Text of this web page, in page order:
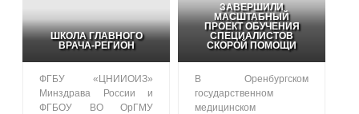
ШКОЛА ГЛАВНОГО
ВРАЧА-РЕГИОН
ФГБУ «ЦНИИОИЗ»
Минздрава России и
ФГБОУ ВО ОрГМУ
ЗАВЕРШИЛИ
МАСШТАБНЫЙ
ПРОЕКТ ОБУЧЕНИЯ
СПЕЦИАЛИСТОВ
СКОРОЙ ПОМОЩИ
В Оренбургском
государственном
медицинском